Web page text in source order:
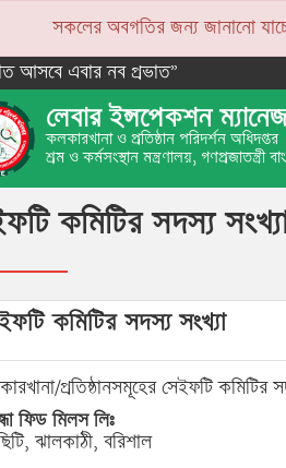
সকলের অবগতির জন্য জানানো
আসবে এবার নব প্রভাত”
লেবার ইন্সপেকশন
কলকারখানা ও প্রতিষ্ঠান পরিদর্শন অধিদপ্তর
শ্রম ও কর্মসংস্থান মন্ত্রণালয়, গণপ্রজাতন্ত্রী
কমিটির সদস্য
কমিটির সদস্য সংখ্যা
প্রতিষ্ঠানসমূহের সেইফটি কমিটির
ফিড মিলস লিঃ
ঝালকাঠী, বরিশাল